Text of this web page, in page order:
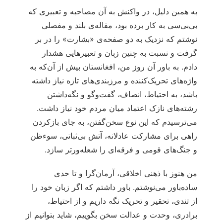
به همین دلیل، در واکنش به آن مصاحبه و تعبیری که
بی‌بی‌سی به کار برده بود، مقاله‌ی بلند و مفصلی
نوشتم که نزدیک به دو صفحه‌ی «بشارت» را در بر
گرفت و نسبت به چنین زبان و تعبیرهایی هشدار
دادم. به باور آن روز من، افغانستان بیش از آن‌که به
واژه‌های تحریک‌کننده و مرزبندی‌های تازه نیاز داشته
باشد، به احتیاط، انصاف، گفت‌وگو و نگه‌داشتن
رشته‌های نازک اعتماد میان مردم خود نیاز داشت.
می‌ترسیدم که این نوع سخن‌گفتن، به جای بازکردن
راهی برای مشارکت عادلانه، آتش بی‌ثباتی، سوءظن
و جنگ‌های قومی و فرقه‌ای را شعله‌ورتر سازد.
من هنوز با ذهنی اخلاقی، آرمان‌گرا و تا حدی
ساده‌باور می‌نوشتم. باور داشتم که اگر زبان خود را
از تندی، تحقیر و تحریک نگه داریم و از احتیاط،
برادری، وحدت و عدالت سخن بگوییم، شاید بتوانیم از